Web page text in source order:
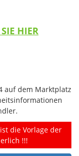
HIER
auf dem Marktplatz
die Vorlage der
!!!